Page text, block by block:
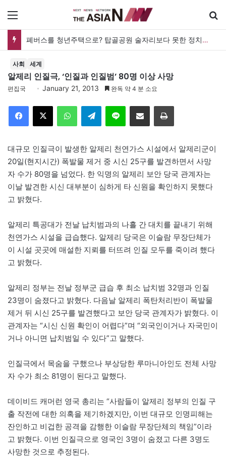
폐버스를 청년주택으로? 탑골공원 술자리보다 못한 정치의 상상력
사회 세계
알제리 인질극, ‘인질과 인질범’ 80명 이상 사망
편집국 January 21, 2013 완독 약 4 분 소요
Telegram 이메일
대규모 인질극이 발생한 알제리 천연가스 시설에서 알제리군이
20일(현지시간) 폭발물 제거 중 시신 25구를 발견하면서 사망
자 수가 80명을 넘었다. 한 익명의 알제리 보안 당국 관계자는
이날 발견한 시신 대부분이 심하게 타 신원을 확인하지 못했다
고 밝혔다.
알제리 특공대가 전날 납치범과의 나흘 간 대치를 끝내기 위해
천연가스 시설을 급습했다. 알제리 당국은 이슬람 무장단체가
이 시설 곳곳에 매설한 지뢰를 터뜨려 인질 모두를 죽이려 했다
고 밝혔다.
알제리 정부는 전날 정부군 급습 후 최소 납치범 32명과 인질
23명이 숨졌다고 밝혔다. 다음날 알제리 폭탄처리반이 폭발물
제거 뒤 시신 25구를 발견했다고 보안 당국 관계자가 밝혔다. 이
관계자는 “시신 신원 확인이 어렵다”며 “외국인이거나 자국민이
거나 아니면 납치범일 수 있다”고 말했다.
인질극에서 목숨을 구했으나 부상당한 루마니아인도 전체 사망
자 수가 최소 81명이 된다고 말했다.
데이비드 캐머런 영국 총리는 “사람들이 알제리 정부의 인질 구
출 작전에 대한 의혹을 제기하겠지만, 이번 대규모 인명피해는
잔인하고 비겁한 공격을 감행한 이슬람 무장단체의 책임”이라
고 밝혔다. 이번 인질극으로 영국인 3명이 숨졌고 다른 3명도
사망한 것으로 추정된다.